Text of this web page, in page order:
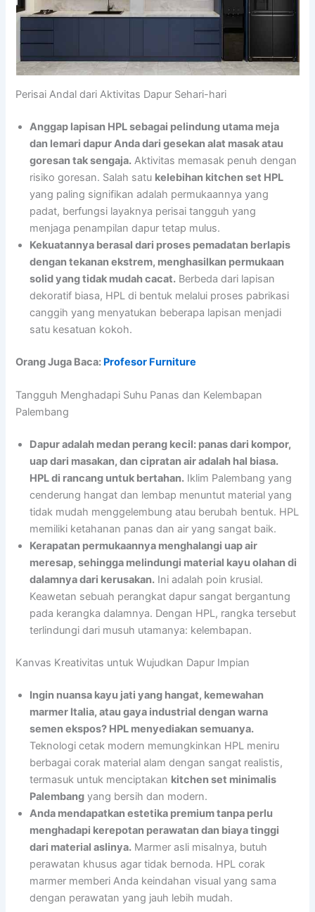
Perisai Andal dari Aktivitas Dapur Sehari-hari
Anggap lapisan HPL sebagai pelindung utama meja
dan lemari dapur Anda dari gesekan alat masak atau
goresan tak sengaja. Aktivitas memasak penuh dengan
risiko goresan. Salah satu kelebihan kitchen set HPL
yang paling signifikan adalah permukaannya yang
padat, berfungsi layaknya perisai tangguh yang
menjaga penampilan dapur tetap mulus.
Kekuatannya berasal dari proses pemadatan berlapis
dengan tekanan ekstrem, menghasilkan permukaan
solid yang tidak mudah cacat. Berbeda dari lapisan
dekoratif biasa, HPL di bentuk melalui proses pabrikasi
canggih yang menyatukan beberapa lapisan menjadi
satu kesatuan kokoh.
Orang Juga Baca: Profesor Furniture
Tangguh Menghadapi Suhu Panas dan Kelembapan
Palembang
Dapur adalah medan perang kecil: panas dari kompor,
uap dari masakan, dan cipratan air adalah hal biasa.
HPL di rancang untuk bertahan. Iklim Palembang yang
cenderung hangat dan lembap menuntut material yang
tidak mudah menggelembung atau berubah bentuk. HPL
memiliki ketahanan panas dan air yang sangat baik.
Kerapatan permukaannya menghalangi uap air
meresap, sehingga melindungi material kayu olahan di
dalamnya dari kerusakan. Ini adalah poin krusial.
Keawetan sebuah perangkat dapur sangat bergantung
pada kerangka dalamnya. Dengan HPL, rangka tersebut
terlindungi dari musuh utamanya: kelembapan.
Kanvas Kreativitas untuk Wujudkan Dapur Impian
Ingin nuansa kayu jati yang hangat, kemewahan
marmer Italia, atau gaya industrial dengan warna
semen ekspos? HPL menyediakan semuanya.
Teknologi cetak modern memungkinkan HPL meniru
berbagai corak material alam dengan sangat realistis,
termasuk untuk menciptakan kitchen set minimalis
Palembang yang bersih dan modern.
Anda mendapatkan estetika premium tanpa perlu
menghadapi kerepotan perawatan dan biaya tinggi
dari material aslinya. Marmer asli misalnya, butuh
perawatan khusus agar tidak bernoda. HPL corak
marmer memberi Anda keindahan visual yang sama
dengan perawatan yang jauh lebih mudah.